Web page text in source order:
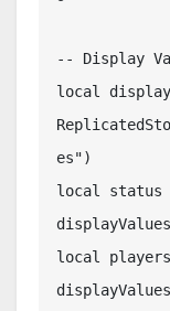
-- Display
local
es")
local status
local